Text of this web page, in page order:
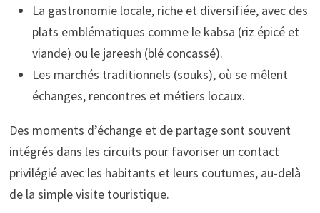
La gastronomie locale, riche et diversifiée, avec des
plats emblématiques comme le kabsa (riz épicé et
viande) ou le jareesh (blé concassé).
Les marchés traditionnels (souks), où se mêlent
échanges, rencontres et métiers locaux.
Des moments d’échange et de partage sont souvent
intégrés dans les circuits pour favoriser un contact
privilégié avec les habitants et leurs coutumes, au-delà
de la simple visite touristique.